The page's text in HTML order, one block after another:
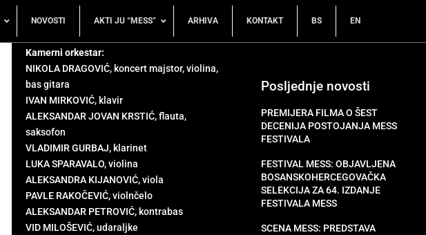
NOVOSTI AKTI JU “MESS” ARHIVA KONTAKT BS EN
Kamerni orkestar:
NIKOLA DRAGOVIĆ, koncert majstor, violina,
bas gitara
IVAN MIRKOVIĆ, klavir
ALEKSANDAR JOVAN KRSTIĆ, flauta,
saksofon
VLADIMIR GURBAJ, klarinet
LUKA SPARAVALO, violina
ALEKSANDRA KIJANOVIĆ, viola
PAVLE RAKOČEVIĆ, violnčelo
ALEKSANDAR PETROVIĆ, kontrabas
VID MILOŠEVIĆ, udaraljke
Posljednje novosti
PREMIJERA FILMA O ŠEST
DECENIJA POSTOJANJA MESS
FESTIVALA
FESTIVAL MESS: OBJAVLJENA
BOSANSKOHERCEGOVAČKA
SELEKCIJA ZA 64. IZDANJE
FESTIVALA MESS
SCENA MESS: PREDSTAVA